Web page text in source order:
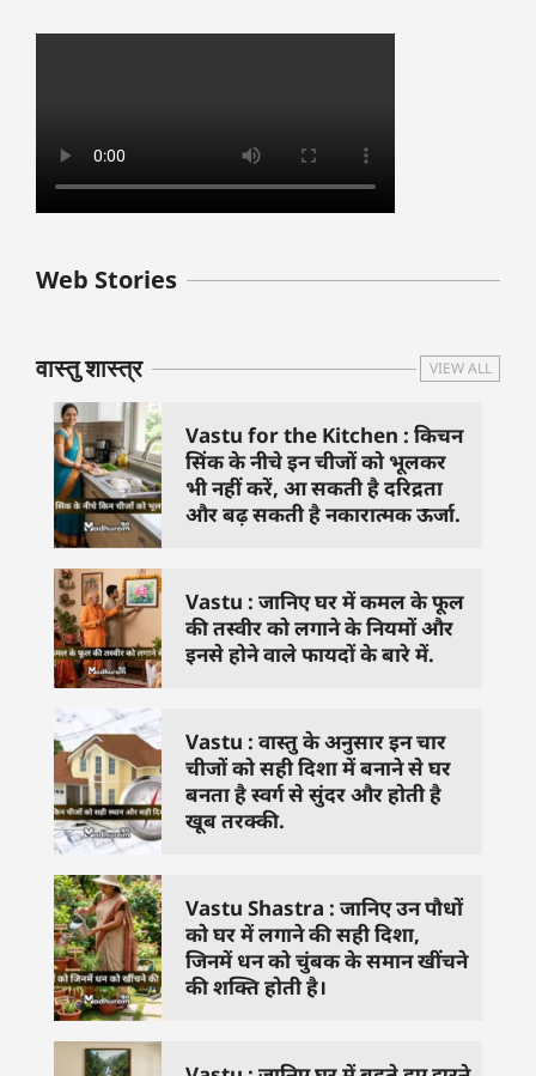
Web Stories
बुधवार के उपाय :
जिनसे हो गणेश जी
वास्तु शास्त्र VIEW ALL
Vastu for the Kitchen : किचन
सिंक के नीचे इन चीजों को भूलकर
भी नहीं करें, आ सकती है दरिद्रता
और बढ़ सकती है नकारात्मक ऊर्जा.
Vastu : जानिए घर में कमल के फूल
की तस्वीर को लगाने के नियमों और
इनसे होने वाले फायदों के बारे में.
Vastu : वास्तु के अनुसार इन चार
चीजों को सही दिशा में बनाने से घर
बनता है स्वर्ग से सुंदर और होती है
खूब तरक्की.
Vastu Shastra : जानिए उन पौधों
को घर में लगाने की सही दिशा,
जिनमें धन को चुंबक के समान खींचने
की शक्ति होती है।